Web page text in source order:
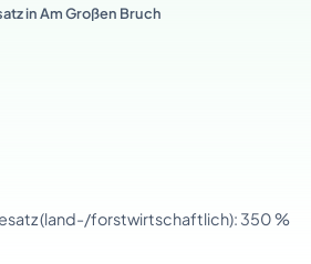
in Am Großen Bruch
(land-/forstwirtschaftlich): 350 %